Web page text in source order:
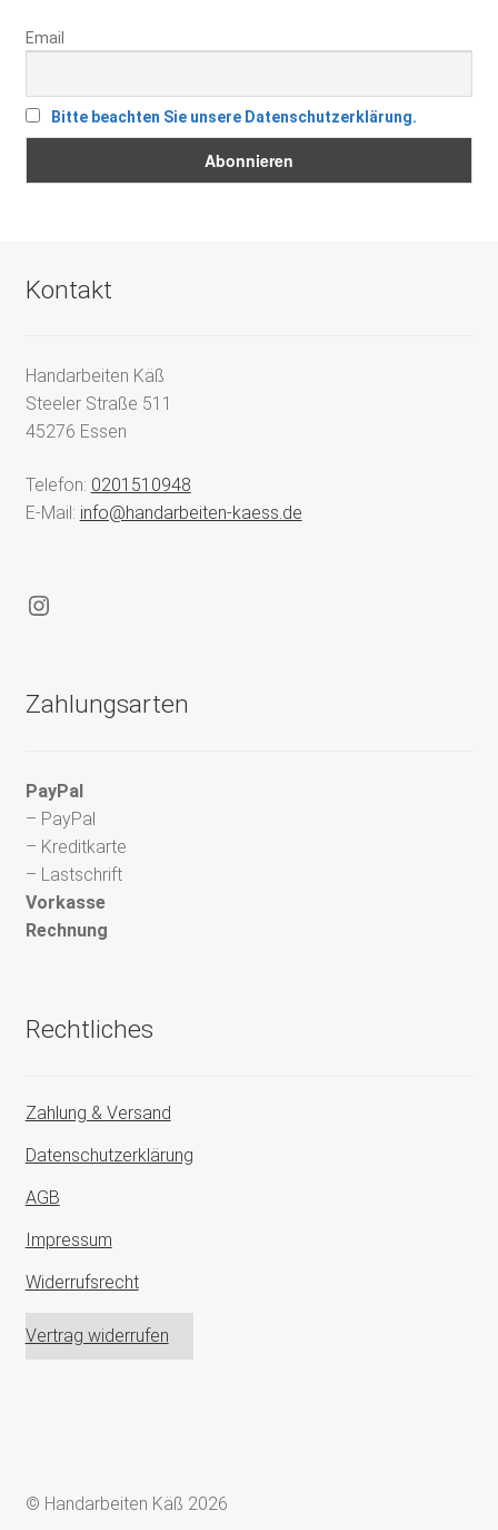
Email
Bitte beachten Sie unsere Datenschutzerklärung.
Kontakt
Handarbeiten Käß
Steeler Straße 511
45276 Essen
Telefon: 0201510948
E-Mail: info@handarbeiten-kaess.de
Instagram
Zahlungsarten
PayPal
– PayPal
– Kreditkarte
– Lastschrift
Vorkasse
Rechnung
Rechtliches
Zahlung & Versand
Datenschutzerklärung
AGB
Impressum
Widerrufsrecht
Vertrag widerrufen
© Handarbeiten Käß 2026